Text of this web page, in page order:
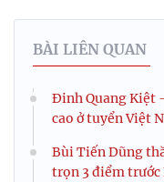
BÀI LIÊN QUAN
Đinh Quang Kiệt
cao ở tuyển Việt
Bùi Tiến Dũng
trọn 3 điểm trước